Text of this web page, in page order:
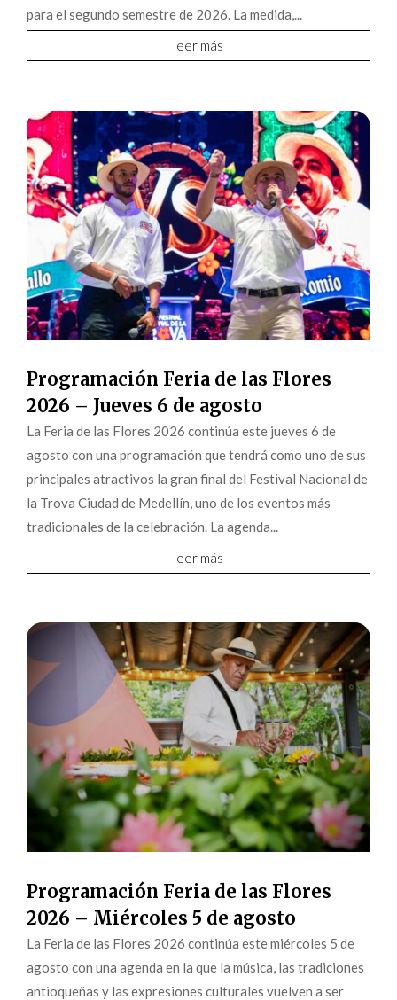
para el segundo semestre de 2026. La medida,...
leer más
Programación Feria de las Flores
2026 – Jueves 6 de agosto
La Feria de las Flores 2026 continúa este jueves 6 de
agosto con una programación que tendrá como uno de sus
principales atractivos la gran final del Festival Nacional de
la Trova Ciudad de Medellín, uno de los eventos más
tradicionales de la celebración. La agenda...
leer más
Programación Feria de las Flores
2026 – Miércoles 5 de agosto
La Feria de las Flores 2026 continúa este miércoles 5 de
agosto con una agenda en la que la música, las tradiciones
antioqueñas y las expresiones culturales vuelven a ser